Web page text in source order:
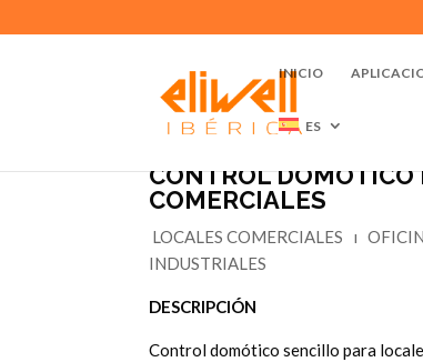
INICIO
ES
CONTROL DOMÓTICO
COMERCIALES
LOCALES COMERCIALES ı
INDUSTRIALES
DESCRIPCIÓN
Control domótico sencillo para